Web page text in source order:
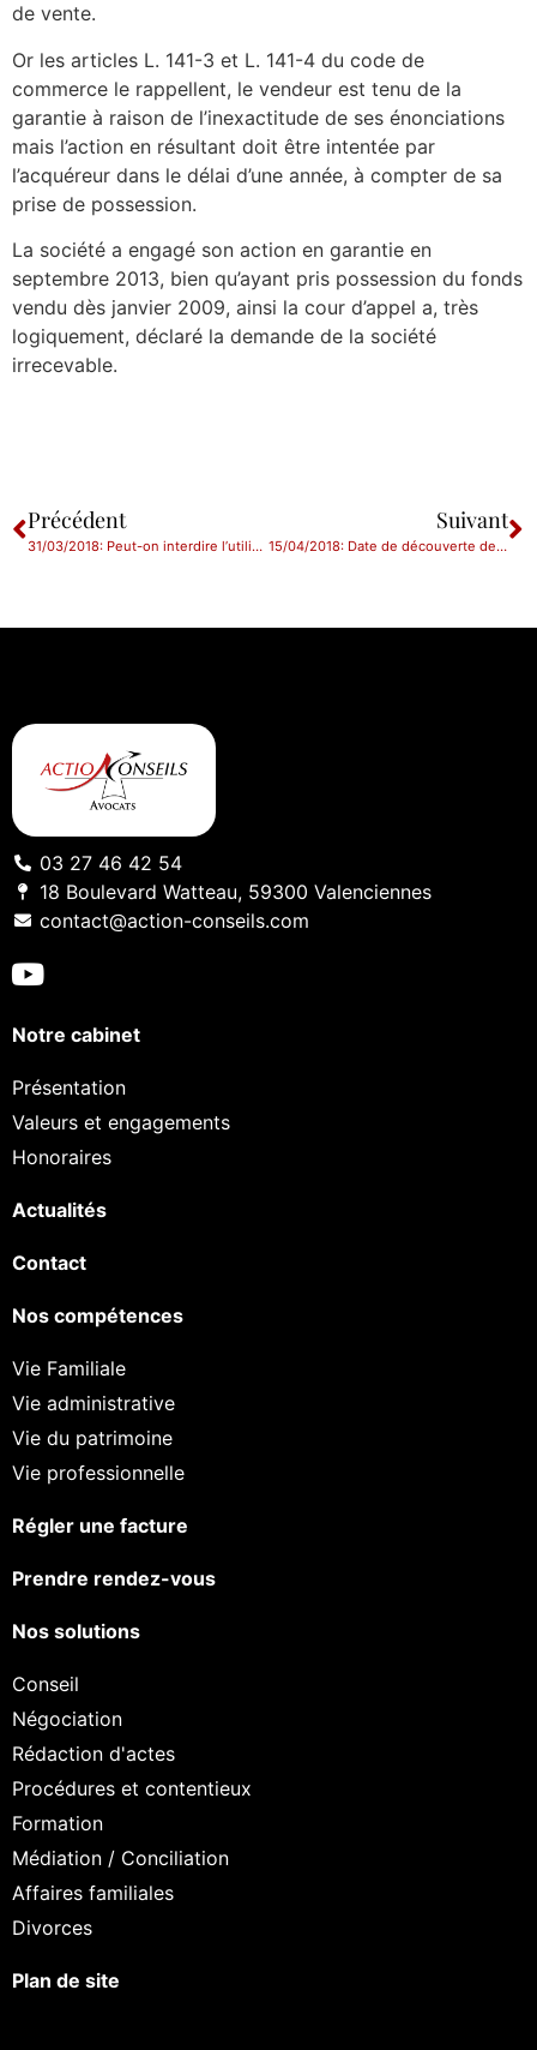
de vente.
Or les articles L. 141-3 et L. 141-4 du code de
commerce le rappellent, le vendeur est tenu de la
garantie à raison de l’inexactitude de ses énonciations
mais l’action en résultant doit être intentée par
l’acquéreur dans le délai d’une année, à compter de sa
prise de possession.
La société a engagé son action en garantie en
septembre 2013, bien qu’ayant pris possession du fonds
vendu dès janvier 2009, ainsi la cour d’appel a, très
logiquement, déclaré la demande de la société
irrecevable.
Précédent
31/03/2018: Peut-on interdire l’utilisation du téléphone personnel au travail ?
Suivant
15/04/2018: Date de découverte de la faute de l’agent commercial : incidence pratique
03 27 46 42 54
18 Boulevard Watteau, 59300 Valenciennes
contact@action-conseils.com
Notre cabinet
Présentation
Valeurs et engagements
Honoraires
Actualités
Contact
Nos compétences
Vie Familiale
Vie administrative
Vie du patrimoine
Vie professionnelle
Régler une facture
Prendre rendez-vous
Nos solutions
Conseil
Négociation
Rédaction d'actes
Procédures et contentieux
Formation
Médiation / Conciliation
Affaires familiales
Divorces
Plan de site